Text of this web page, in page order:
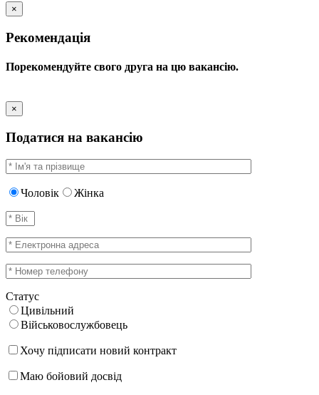
×
Рекомендація
Порекомендуйте свого друга на цю вакансію.
×
Податися на вакансію
Чоловік Жінка
Статус
Цивільний
Військовослужбовець
Хочу підписати новий контракт
Маю бойовий досвід